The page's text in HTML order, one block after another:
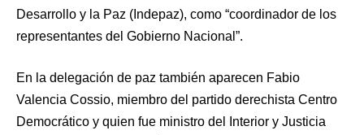
Desarrollo y la Paz (Indepaz), como “coordinador de los
representantes del Gobierno Nacional”.
En la delegación de paz también aparecen Fabio
Valencia Cossio, miembro del partido derechista Centro
Democrático y quien fue ministro del Interior y Justicia